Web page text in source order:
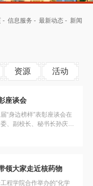
- 信息服务 - 最新动态 - 新闻
资源 活动
座谈会
“身边榜样”表彰座谈会在
、副校长、秘书长孙庆
领大家走近核药物
程学院合作举办的“化学